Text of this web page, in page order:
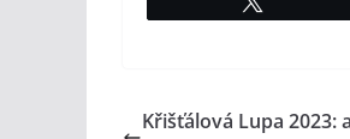
Křišťálová Lupa